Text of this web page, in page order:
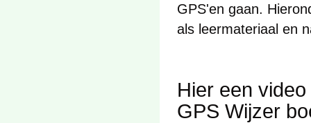
GPS'en gaan.
als leermateriaal en
Hier een
GPS Wijzer